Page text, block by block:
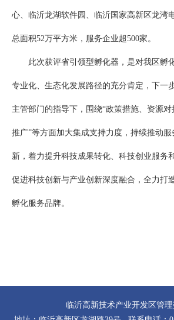
心、临沂龙湖软件园、临沂国家高新区龙湾
总面积52万平方米，服务企业超500家。
此次获评省引领型孵化器，是对我区孵
专业化、生态化发展路径的充分肯定，下一
主管部门的指导下，围绕“政策措施、资源
推广”等方面加大集成支持力度，持续推动服
新，着力提升科技成果转化、科技创业服务
促进科技创新与产业创新深度融合，全力打
孵化服务品牌。
临沂高新技术产业开发区管